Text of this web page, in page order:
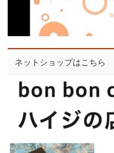
ネットショップはこちら